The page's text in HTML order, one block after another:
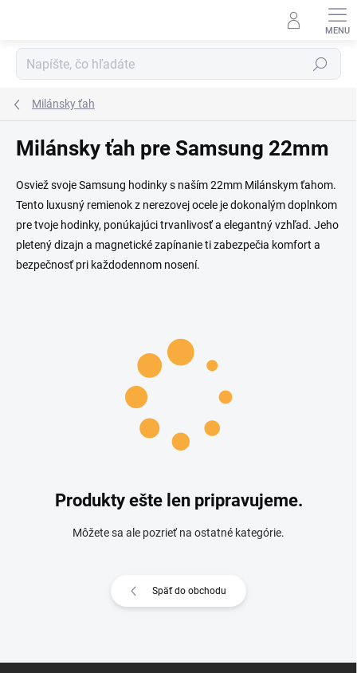
Hľadať
Milánsky ťah
Milánsky ťah pre Samsung 22mm
Osviež svoje Samsung hodinky s naším 22mm Milánskym ťahom.
Tento luxusný remienok z nerezovej ocele je dokonalým doplnkom
pre tvoje hodinky, ponúkajúci trvanlivosť a elegantný vzhľad. Jeho
pletený dizajn a magnetické zapínanie ti zabezpečia komfort a
bezpečnosť pri každodennom nosení.
Produkty ešte len pripravujeme.
Môžete sa ale pozrieť na ostatné kategórie.
Späť do obchodu